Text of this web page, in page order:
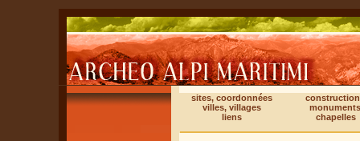
sites, coordonnées
villes, villages
liens
chapelles